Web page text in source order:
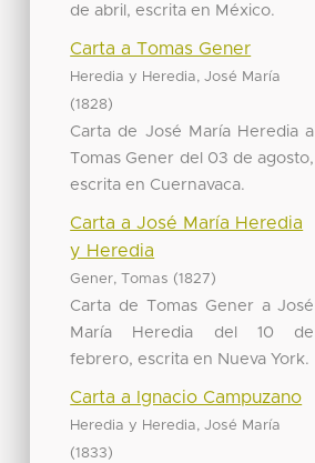
de abril, escrita en México.
Carta a Tomas Gener
Heredia y Heredia, José María
(1828)
Carta de José María Heredia a
Tomas Gener del 03 de agosto,
escrita en Cuernavaca.
Carta a José María Heredia
y Heredia
Gener, Tomas (1827)
Carta de Tomas Gener a José
María Heredia del 10 de
febrero, escrita en Nueva York.
Carta a Ignacio Campuzano
Heredia y Heredia, José María
(1833)